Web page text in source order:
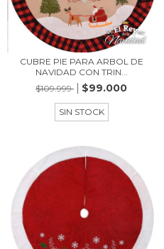
CUBRE PIE PARA ARBOL DE
NAVIDAD CON TRIN...
$109.999
$99.000
SIN STOCK